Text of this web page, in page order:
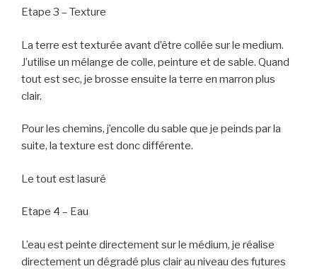
Etape 3 – Texture
La terre est texturée avant d’être collée sur le medium.
J’utilise un mélange de colle, peinture et de sable. Quand
tout est sec, je brosse ensuite la terre en marron plus
clair.
Pour les chemins, j’encolle du sable que je peinds par la
suite, la texture est donc différente.
Le tout est lasuré
Etape 4 – Eau
L’eau est peinte directement sur le médium, je réalise
directement un dégradé plus clair au niveau des futures